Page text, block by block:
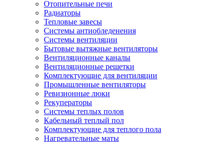
Отопительные печи
Радиаторы
Тепловые завесы
Системы антиобледенения
Системы вентиляции
Бытовые вытяжные вентиляторы
Вентиляционные каналы
Вентиляционные решетки
Комплектующие для вентиляции
Промышленные вентиляторы
Ревизионные люки
Рекуператоры
Системы теплых полов
Кабельный теплый пол
Комплектующие для теплого пола
Нагревательные маты